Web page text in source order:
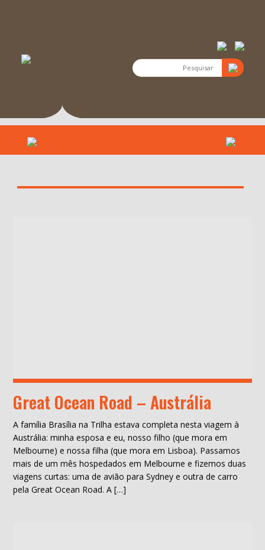
Great Ocean Road – Austrália
A família Brasília na Trilha estava completa nesta viagem à
Austrália: minha esposa e eu, nosso filho (que mora em
Melbourne) e nossa filha (que mora em Lisboa). Passamos
mais de um mês hospedados em Melbourne e fizemos duas
viagens curtas: uma de avião para Sydney e outra de carro
pela Great Ocean Road. A […]